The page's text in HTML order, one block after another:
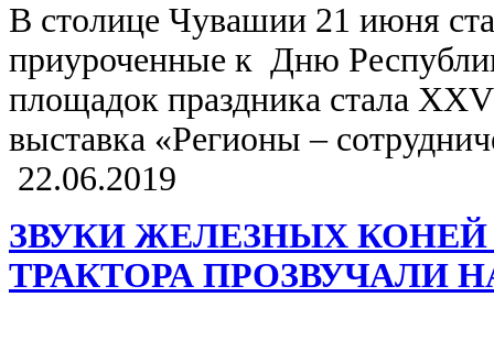
В столице Чувашии 21 июня
приуроченные к Дню
площадок праздника стала
выставка «Регионы –
22.06.2019
ЗВУКИ ЖЕЛЕЗНЫХ
ТРАКТОРА ПРОЗВУЧАЛИ